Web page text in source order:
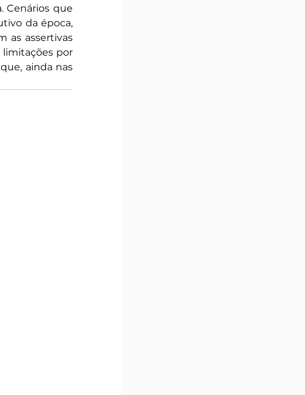
Cenários que
da época,
as assertivas
limitações por
ainda nas